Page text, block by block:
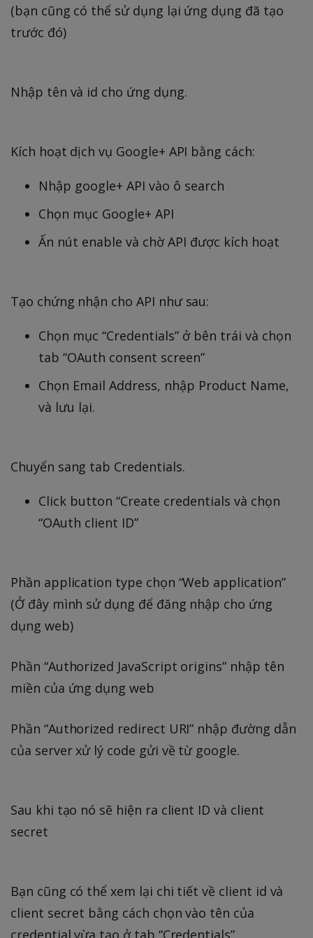
(bạn cũng có thể sử dụng lại ứng dụng đã tạo
trước đó)
Nhập tên và id cho ứng dụng.
Kích hoạt dịch vụ Google+ API bằng cách:
Nhập google+ API vào ô search
Chọn mục Google+ API
Ấn nút enable và chờ API được kích hoạt
Tạo chứng nhận cho API như sau:
Chọn mục “Credentials” ở bên trái và chọn
tab “OAuth consent screen”
Chọn Email Address, nhập Product Name,
và lưu lại.
Chuyển sang tab Credentials.
Click button “Create credentials và chọn
“OAuth client ID”
Phần application type chọn “Web application”
(Ở đây mình sử dụng để đăng nhập cho ứng
dụng web)
Phần “Authorized JavaScript origins” nhập tên
miền của ứng dụng web
Phần “Authorized redirect URI” nhập đường dẫn
của server xử lý code gửi về từ google.
Sau khi tạo nó sẽ hiện ra client ID và client
secret
Bạn cũng có thể xem lại chi tiết về client id và
client secret bằng cách chọn vào tên của
credential vừa tạo ở tab “Credentials”